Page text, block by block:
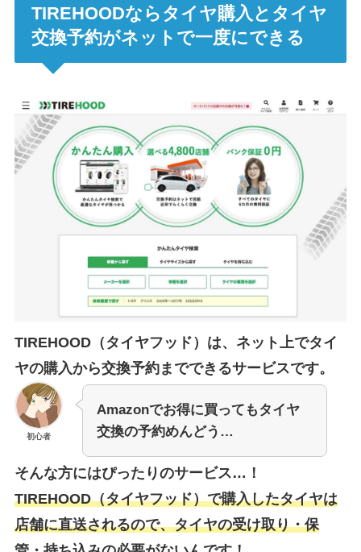
TIREHOODならタイヤ購入とタイヤ
交換予約がネットで一度にできる
TIREHOOD（タイヤフッド）は、ネット上でタイ
ヤの購入から交換予約までできるサービスです。
初心者
Amazonでお得に買ってもタイヤ
交換の予約めんどう…
そんな方にはぴったりのサービス…！
TIREHOOD（タイヤフッド）で購入したタイヤは
店舗に直送されるので、タイヤの受け取り・保